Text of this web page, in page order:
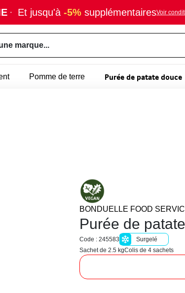
· Et jusqu'à -5% supplémentairesVoir
marque...
Pomme de terre Purée de patate douce
BONDUELLE FOOD
Purée de
Code : 245583
Surgelé
Sachet de 2.5 kgColis de 4 sachets